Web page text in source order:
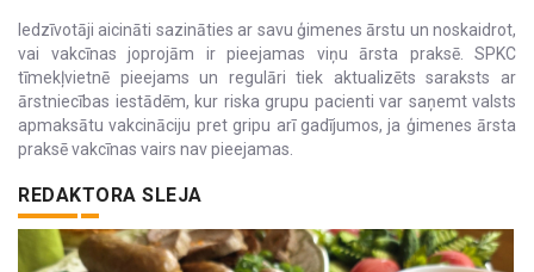
Iedzīvotāji aicināti sazināties ar savu ģimenes ārstu un noskaidrot,
vai vakcīnas joprojām ir pieejamas viņu ārsta praksē. SPKC
tīmekļvietnē pieejams un regulāri tiek aktualizēts saraksts ar
ārstniecības iestādēm, kur riska grupu pacienti var saņemt valsts
apmaksātu vakcināciju pret gripu arī gadījumos, ja ģimenes ārsta
praksē vakcīnas vairs nav pieejamas.
REDAKTORA SLEJA